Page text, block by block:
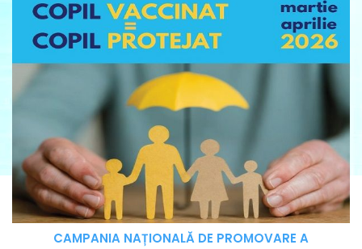
CAMPANIA NAȚIONALĂ DE PROMOVARE A